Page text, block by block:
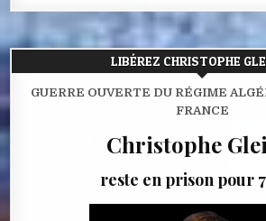
LIBÉREZ CHRISTOPHE
GUERRE OUVERTE DU RÉGIME
FRANCE
Christophe
reste en prison pour